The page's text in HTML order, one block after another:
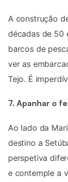
A construção
décadas de 50
barcos de
ver as
Tejo. É
7. Apanhar o
Ao lado da
destino a
perspetiva
e contemple a